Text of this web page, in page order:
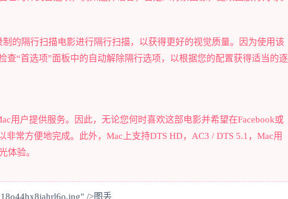
的隔行扫描电影进行隔行扫描，以获得更好的视觉质量。因为使用该
查“首选项”面板中的自动解除隔行选项，以根据您的配置获得适当的逐
用户提供服务。因此，无论您何时喜欢这部电影并希望在Facebook或
常方便地完成。此外，Mac上支持DTS HD，AC3 / DTS 5.1，Mac用
体验。
/>图丢